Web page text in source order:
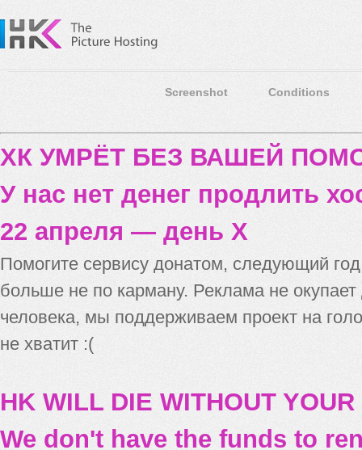
Screenshot Conditions
ХК УМРЁТ БЕЗ ВАШЕЙ
У нас нет денег продлить
22 апреля — день X
Помогите сервису донатом, следующий
больше не по карману. Реклама не
человека, мы поддерживаем проект на
не хватит :(
HK WILL DIE WITHOUT
We don't have the funds to